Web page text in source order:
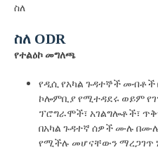
ስለ
ስለ ODR
የተልዕኮ መግለጫ
የዲሲ የአካል ጉዳተኞች መብቶች
ኮሎምቢያ የሚተዳደሩ ወይም
ፕሮግራሞች፣ አገልግሎቶች፣
በአካል ጉዳተኛ ሰዎች ሙሉ
የሚችሉ መሆናቸውን ማረጋገጥ